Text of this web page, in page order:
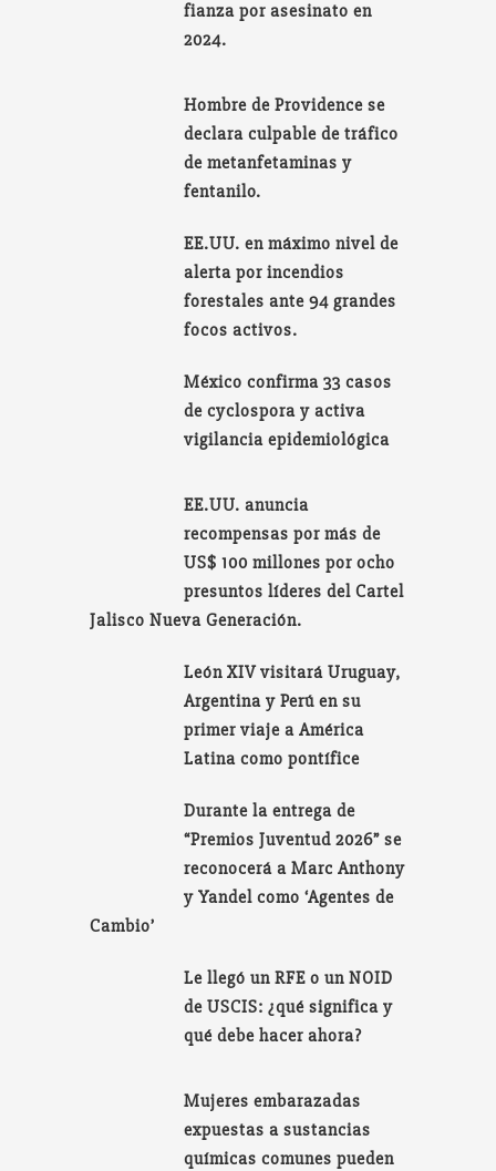
fianza por asesinato en
2024.
Hombre de Providence se
declara culpable de tráfico
de metanfetaminas y
fentanilo.
EE.UU. en máximo nivel de
alerta por incendios
forestales ante 94 grandes
focos activos.
México confirma 33 casos
de cyclospora y activa
vigilancia epidemiológica
EE.UU. anuncia
recompensas por más de
US$ 100 millones por ocho
presuntos líderes del Cartel
Jalisco Nueva Generación.
León XIV visitará Uruguay,
Argentina y Perú en su
primer viaje a América
Latina como pontífice
Durante la entrega de
“Premios Juventud 2026” se
reconocerá a Marc Anthony
y Yandel como ‘Agentes de
Cambio’
Le llegó un RFE o un NOID
de USCIS: ¿qué significa y
qué debe hacer ahora?
Mujeres embarazadas
expuestas a sustancias
químicas comunes pueden